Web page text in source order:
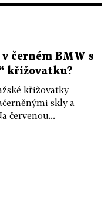
černém BMW s
křižovatku?
křižovatky
skly a
červenou...